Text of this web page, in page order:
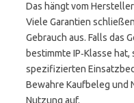
Das hängt vom
Viele Garantien
Gebrauch aus. Falls das
bestimmte IP‑Klasse
spezifizierten
Bewahre Kaufbeleg und
Nutzung auf.